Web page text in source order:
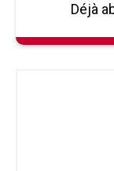
Déjà